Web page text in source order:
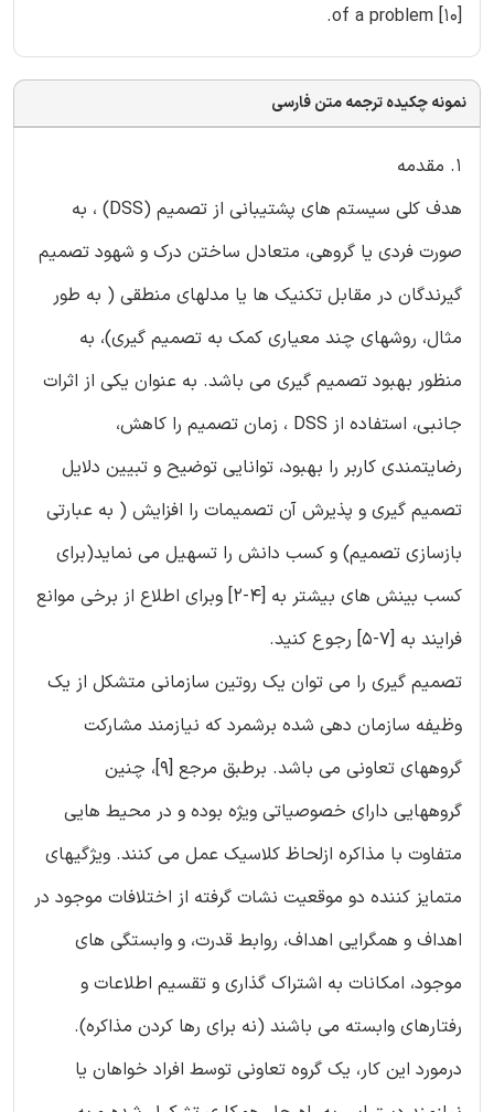
of a problem [10].
نمونه چکیده ترجمه متن فارسی
1. مقدمه
هدف کلی سیستم های پشتیبانی از تصمیم (DSS) ، به
صورت فردی یا گروهی، متعادل ساختن درک و شهود تصمیم
گیرندگان در مقابل تکنیک ها یا مدلهای منطقی ( به طور
مثال، روشهای چند معیاری کمک به تصمیم گیری)، به
منظور بهبود تصمیم گیری می باشد. به عنوان یکی از اثرات
جانبی، استفاده از DSS ، زمان تصمیم را کاهش،
رضایتمندی کاربر را بهبود، توانایی توضیح و تبیین دلایل
تصمیم گیری و پذیرش آن تصمیمات را افزایش ( به عبارتی
بازسازی تصمیم) و کسب دانش را تسهیل می نماید(برای
کسب بینش های بیشتر به [4-2] وبرای اطلاع از برخی موانع
فرایند به [7-5] رجوع کنید.
تصمیم گیری را می توان یک روتین سازمانی متشکل از یک
وظیفه سازمان دهی شده برشمرد که نیازمند مشارکت
گروههای تعاونی می باشد. برطبق مرجع [9]، چنین
گروههایی دارای خصوصیاتی ویژه بوده و در محیط هایی
متفاوت با مذاکره ازلحاظ کلاسیک عمل می کنند. ویژگیهای
متمایز کننده دو موقعیت نشات گرفته از اختلافات موجود در
اهداف و همگرایی اهداف، روابط قدرت، و وابستگی های
موجود، امکانات به اشتراک گذاری و تقسیم اطلاعات و
رفتارهای وابسته می باشند (نه برای رها کردن مذاکره).
درمورد این کار، یک گروه تعاونی توسط افراد خواهان یا